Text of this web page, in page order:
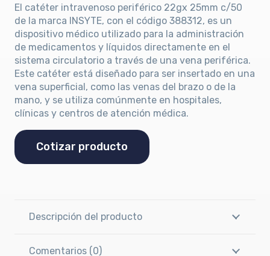
El catéter intravenoso periférico 22gx 25mm c/50
de la marca INSYTE, con el código 388312, es un
dispositivo médico utilizado para la administración
de medicamentos y líquidos directamente en el
sistema circulatorio a través de una vena periférica.
Este catéter está diseñado para ser insertado en una
vena superficial, como las venas del brazo o de la
mano, y se utiliza comúnmente en hospitales,
clínicas y centros de atención médica.
Cotizar producto
Descripción del producto
Comentarios (0)